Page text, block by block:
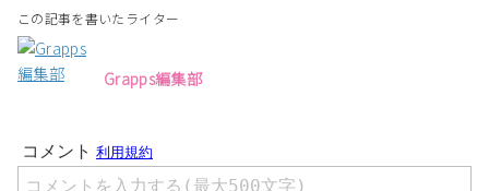
この記事を書いたライター
Grapps編集部